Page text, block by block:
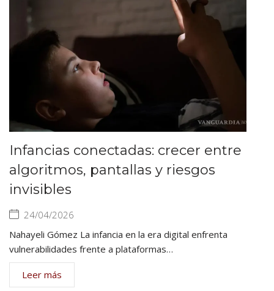
Infancias conectadas: crecer entre
algoritmos, pantallas y riesgos
invisibles
24/04/2026
Nahayeli Gómez La infancia en la era digital enfrenta
vulnerabilidades frente a plataformas…
Leer más